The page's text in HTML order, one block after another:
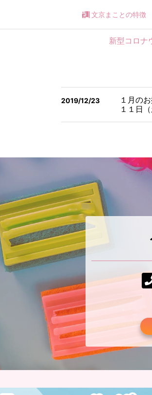
文京まことの特徴
新型コロナ
１月の
１１日
2019/12/23